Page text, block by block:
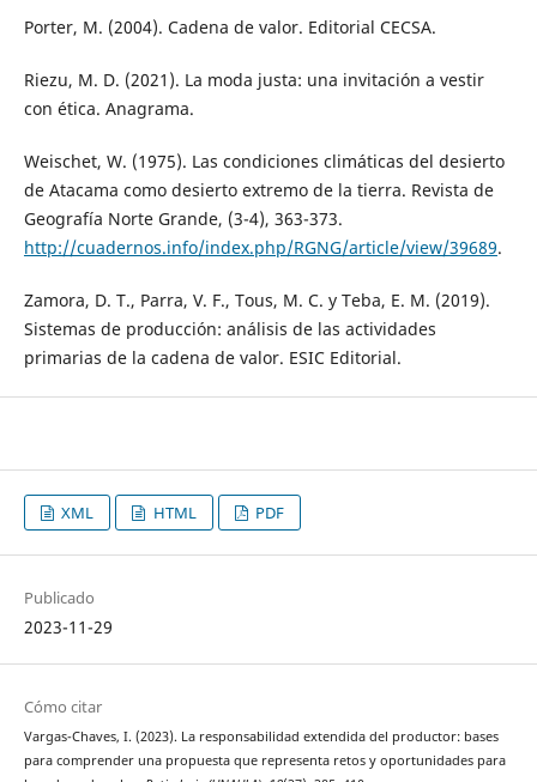
Porter, M. (2004). Cadena de valor. Editorial CECSA.
Riezu, M. D. (2021). La moda justa: una invitación a vestir
con ética. Anagrama.
Weischet, W. (1975). Las condiciones climáticas del desierto
de Atacama como desierto extremo de la tierra. Revista de
Geografía Norte Grande, (3-4), 363-373.
http://cuadernos.info/index.php/RGNG/article/view/39689.
Zamora, D. T., Parra, V. F., Tous, M. C. y Teba, E. M. (2019).
Sistemas de producción: análisis de las actividades
primarias de la cadena de valor. ESIC Editorial.
XML HTML PDF
Publicado
2023-11-29
Cómo citar
Vargas-Chaves, I. (2023). La responsabilidad extendida del productor: bases
para comprender una propuesta que representa retos y oportunidades para